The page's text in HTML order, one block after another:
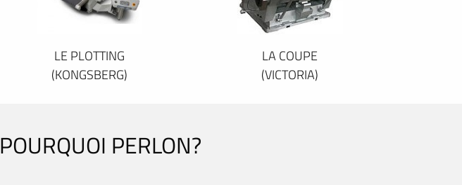
LE PLOTTING
(KONGSBERG)
LA COUPE
(VICTORIA)
POURQUOI PERLON?